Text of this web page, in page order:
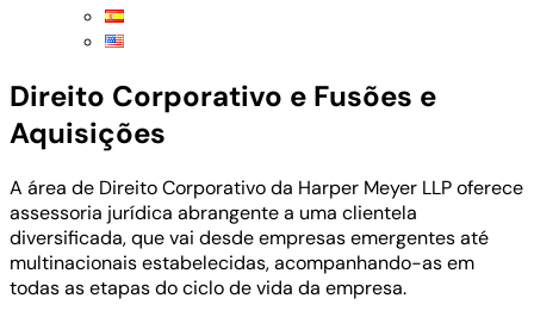
Direito Corporativo e Fusões e
Aquisições
A área de Direito Corporativo da Harper Meyer LLP oferece
assessoria jurídica abrangente a uma clientela
diversificada, que vai desde empresas emergentes até
multinacionais estabelecidas, acompanhando-as em
todas as etapas do ciclo de vida da empresa.